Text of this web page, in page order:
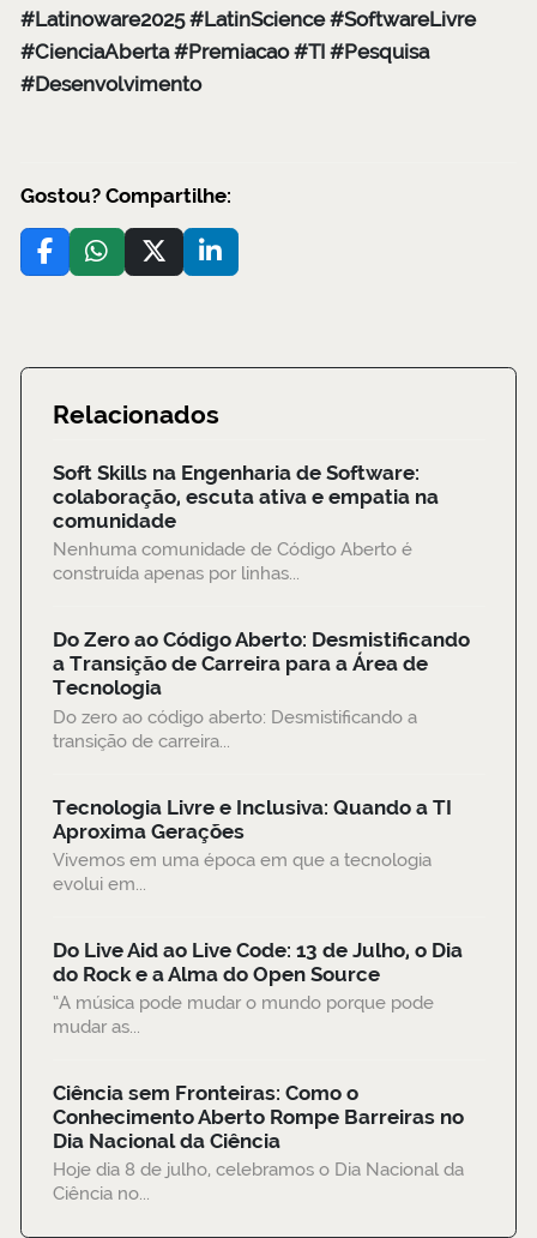
#Latinoware2025 #LatinScience #SoftwareLivre
#CienciaAberta #Premiacao #TI #Pesquisa
#Desenvolvimento
Gostou? Compartilhe:
Relacionados
Soft Skills na Engenharia de Software:
colaboração, escuta ativa e empatia na
comunidade
Nenhuma comunidade de Código Aberto é
construída apenas por linhas...
Do Zero ao Código Aberto: Desmistificando
a Transição de Carreira para a Área de
Tecnologia
Do zero ao código aberto: Desmistificando a
transição de carreira...
Tecnologia Livre e Inclusiva: Quando a TI
Aproxima Gerações
Vivemos em uma época em que a tecnologia
evolui em...
Do Live Aid ao Live Code: 13 de Julho, o Dia
do Rock e a Alma do Open Source
“A música pode mudar o mundo porque pode
mudar as...
Ciência sem Fronteiras: Como o
Conhecimento Aberto Rompe Barreiras no
Dia Nacional da Ciência
Hoje dia 8 de julho, celebramos o Dia Nacional da
Ciência no...